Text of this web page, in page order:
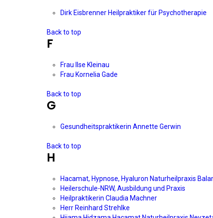
Dirk Eisbrenner Heilpraktiker für Psychotherapie
Back to top
F
Frau Ilse Kleinau
Frau Kornelia Gade
Back to top
G
Gesundheitspraktikerin Annette Gerwin
Back to top
H
Hacamat, Hypnose, Hyaluron Naturheilpraxis
Heilerschule-NRW, Ausbildung und Praxis
Heilpraktikerin Claudia Machner
Herr Reinhard Strehlke